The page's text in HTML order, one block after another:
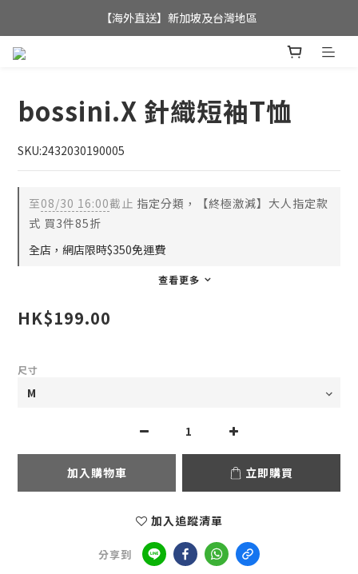
全店滿$350，即可享港澳地區免運費;
【海外直送】新加坡及台灣地區
bossini.X 針織短袖T恤
SKU:2432030190005
至08/30 16:00截止 指定分類，【終極激減】大人指定款
式 買3件85折
全店，網店限時$350免運費
查看更多
HK$199.00
尺寸
加入購物車 立即購買
加入追蹤清單
分享到